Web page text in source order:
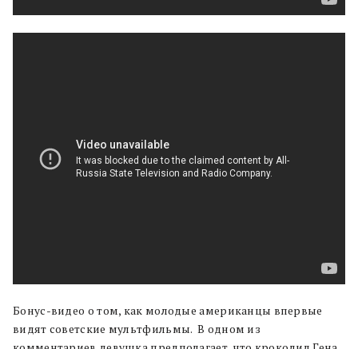
Бонус-видео о том, как молодые американцы впервые
видят советские мультфильмы. В одном из